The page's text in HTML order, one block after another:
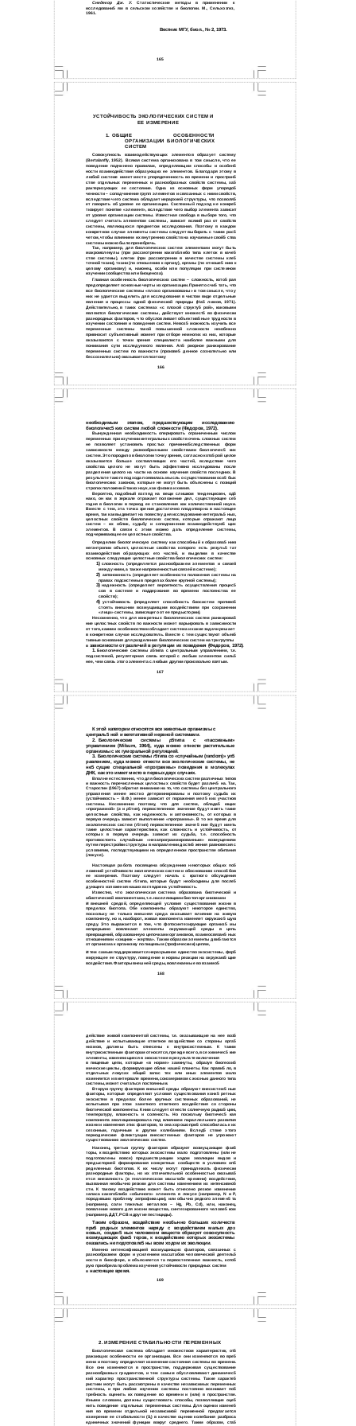
Снедекор Дж. У.Статистические методы в применении к
исследовани5 ям в сельском хозяйстве и биологии. М., Сельхозгиз,
1961.
Вестник МГУ, биол., № 2, 1973.
165
УСТОЙЧИВОСТЬ ЭКОЛОГИЧЕСКИХ СИСТЕМ И
ЕЕ ИЗМЕРЕНИЕ
1. ОБЩИЕ ОСОБЕННОСТИ
ОРГАНИЗАЦИИ БИОЛОГИЧЕСКИХ
СИСТЕМ
Совокупность взаимодействующих элементов образует систему
(Bertalanffy, 1952). Всякая система организована в том смысле, что ее
поведение подчинено правилам, определяющим способы и особен5
ности взаимодействия образующих ее элементов. Благодаря этому в
любой системе имеет место упорядоченность во времени и простран5
стве отдельных переменных и разнообразных свойств системы, ха5
рактеризующих ее состояние. Одна из основных форм упорядо5
ченности – соподчинение групп элементов и связанных с ними свойств,
вследствие чего система обладает иерархией структуры, что позволя5
ет говорить об уровне ее организации. Системный подход не конкре5
тизирует понятие «элемент», вследствие чего выбор элемента зависит
от уровня организации системы. Известная свобода в выборе того, что
следует считать элементом системы, зависит всякий раз от свойств
системы, являющихся предметом исследования. Поэтому в каждом
конкретном случае элементы системы следует выбирать с таким рас5
четом, чтобы влиянием их внутренних свойств на изучаемые свой5 ства
системы можно было пренебречь.
Так, например, для биологических систем элементами могут быть
макромолекулы (при рассмотрении какого5либо типа клеток в каче5
стве системы), клетки (при рассмотрении в качестве системы кле5
точной ткани), ткани (по отношению к органу), органы (по отноше5 нию к
целому организму) и, наконец, особи или популяции при системном
изучении сообщества или биоценоза).
Главная особенность биологических систем – сложность, кото5 рая
предопределяет основные черты их организации. Принято счи5 тать, что
все биологические системы «плохо организованы» в том смысле, что у
них не удается выделить для исследования в чистом виде отдельные
явления и процессы одной физической природы (На5 лимов, 1971).
Действительно, в таких системах «с плохой структу5 рой», каковыми
являются биологические системы, действует множест5 во физически
разнородных факторов, что обусловливает объектив5 ные трудности в
изучении состояния и поведения систем. Невоз5 можность изучить все
переменные системы такой повышенной сложности неизбежно
привносит субъективный момент при отборе немногих из них, которые
оказываются с точки зрения специалиста наиболее важными для
понимания сути исследуемого явления. Ап5 риорное ранжирование
переменных систем по важности (произве5 денное сознательно или
бессознательно) оказывается поэтому
166
необходимым этапом, предшествующим исследованию
биологичес5 ких систем любой сложности (Федоров, 1972).
Вынужденная необходимость оперировать ограниченным числом
переменных при изучении интегральных свойств очень сложных систем
не позволяет установить простых причинно5следственных форм
зависимости между разнообразными свойствами биологичес5 ких
систем. Это породило в биологии точку зрения, согласно кото5 рой целое
оказывается больше составляющих его частей, вследствие чего
свойства целого не могут быть эффективно исследованы после
разделения целого на части на основе изучения свойств последних. В
результате такого подхода появилась мысль о существовании осо5 бых
биологических законов, которые не могут быть объяснены с позиций
строгих положений таких наук, как физика и химия.
Вероятно, подобный взгляд на вещи слишком тенденциозен, од5
нако, он как в зеркале отражает положение дел, существующее се5
годня в биологии в период ее становления как количественной науки.
Вместе с тем, эта точка зрения достаточно плодотворна в настоящее
время, так как выдвигает на повестку дня исследование интеграль5 ных,
целостных свойств биологических систем, которые отражают лицо
систем – их облик, судьбу и соподчинение взаимодействую5 щих
элементов. В связи с этим можно дать определение системы,
подчеркивающее ее целостные свойства.
Определим биологическую систему как способный к образова5 нию
негэнтропии объект, целостные свойства которого есть резуль5 тат
взаимодействия образующих его частей, и выделим в качестве
основных следующие целостные свойства биологических систем:
1) сложность (определяется разнообразием элементов и связей
между ними, а также напряженностью связей в системе);
2) автономность (определяет особенности положения системы на
правах подсистемы в пределах более крупной системы);
3) надежность (определяет вероятность осуществления процес5
сов в системе и поддержания во времени постоянства ее
свойств);
4) устойчивость (определяет способность биосистем противо5
стоять внешним возмущающим воздействиям при сохранении
«лица» системы, зависящего от ее предыстории).
Несомненно, что для конкретных биологических систем ранжирова5
ние целостных свойств по важности может варьировать в зависимости
от того, какими особенностями обладает система и какие задачи решает
в конкретном случае исследователь. Вместе с тем существуют объек5
тивные основания для разделения биологических систем на три группы
в зависимости от различий в регуляции их поведения (Федоров, 1972).
1. Биологические системы а5типа с центральным управлением, т.е.
подсистемой, регуляторная связь которой с любым элементом силь5
нее, чем связь этого элемента с любым другим произвольно взятым.
167
К этой категории относятся все животные организмы с
централь5 ной и вегетативной нервной системами.
2. Биологические системы р5типа с «пассивным»
управлением (Milsum, 1964), куда можно отнести растительные
организмы с их гуморальной регуляцией.
3. Биологические системы r5типа со «случайным (random)» уп5
равлением, куда можно отнести все экологические системы, не
не5 сущие специальной «программы» поведения в молекулах
ДНК, как это имеет место в первых двух случаях.
Вполне естественно, что для биологических систем различных типов
и важность перечисленных целостных свойств будет различ5 на. Так,
Старостин (1967) обратил внимание на то, что системы без центрального
управления менее жестко детерминированы и поэтому судьба их
(устойчивость – В.Ф.) менее зависит от поражения мел5 ких участков
системы. Несомненно поэтому, что для систем, облада5 ющих
«программой» (а ир5тип), первостепенное значение будут иметь такие
целостные свойства, как надежность и автономность, от которых в
первую очередь зависит выполнение «программы». В то же время для
экологических систем (r5тип) первостепенное значе5 ние будут иметь
такие целостные характеристики, как сложность и устойчивость, от
которых в первую очередь зависит их судьба, т.е. способность
противостоять случайным «незапрограммированным» возмущениям
путем перестройки структуры в направлении дости5 жения равновесия с
условиями, господствующими на определенном пространстве обитания
(локусе).
Настоящая работа посвящена обсуждению некоторых общих по5
ложений устойчивости экологических систем и обоснованию спосо5 бов
ее измерения. Поэтому следует начать с краткого обсуждения
особенностей систем r5типа, которые будут необходимы для после5
дующего изложения наших взглядов на устойчивость.
Известно, что экологическая система образована биотической и
абиотической компонентами, т.е. населяющими биотоп организмами
и внешней средой, определяющей условия существования жизни в
пределах биотопа. Обе компоненты образуют некоторое единство,
поскольку не только внешняя среда оказывает влияние на живую
компоненту, но и, наоборот, живая компонента изменяет окружаю5 щую
среду. Это выражается в том, что фотосинтезирующие организ5 мы
непрерывно вовлекают элементы окружающей среды в цепь
превращений, образованную цепочками организмов, взаимосвязан5 ных
отношениями «хищник – жертва». Таким образом элементы дви5 гаются
от организма к организму по пищевым (трофическим) цепям,
и тем самым поддерживается неразрывное единство экосистемы, фор5
мирующее ее структуру, поведение и нормы реакции на окружаю5 щие
воздействия. Факторы внешней среды, вовлекаемые во взаимо5
168
действие живой компонентой системы, т.е. оказывающие на нее воз5
действие и испытывающие ответное воздействие со стороны орга5
низмов, должны быть отнесены к внутрисистемным. К таким
внутрисистемным факторам относятся, прежде всего, все химичес5 кие
элементы, изменяющиеся в экосистеме в результате включения
в пищевые цепи, которые «в норме» замкнуты, образуя биогеохи5
мические циклы, формирующие облик нашей планеты. Как прави5 ло, в
отдельных локусах общий запас тех или иных элементов мало
изменяется и в интервале времени, соизмеримом с жизнью данного типа
системы, может считаться постоянным.
Вторую группу факторов внешней среды образуют внесистем5 ные
факторы, которые определяют условия существования конк5 ретных
экосистем в пределах более крупных системных образований, не
испытывая при этом заметного ответного воздействия со стороны
биотической компоненты. К ним следует отнести солнечную радиа5 цию,
температуру, влажность и соленость. Но поскольку биотичес5 кая
компонента эволюционировала под влиянием параллельного развития
жизни и изменения этих факторов, то она хорошо при5 способилась к их
сезонным, годичным и другим колебаниям. Вслед5 ствие этого
периодические флюктуации внесистемных факторов не угрожают
существованию экологических систем.
Наконец, третью группу факторов образуют возмущающие фак5
торы, к воздействию которых экосистемы мало подготовлены (или не
подготовлены вовсе) предшествующим ходом эволюции видов и
предысторией формирования конкретных сообществ в условиях оп5
ределенных биотопов. К их числу могут принадлежать физически
разнородные факторы, но их отличительной особенностью оказыва5
ется внезапность (в геологическом масштабе времени) воздействия,
вызванная необычно резким для системы изменением их интенсивно5
сти. К такому воздействию может быть отнесено резкое изменение
запаса какого5либо «обычного» элемента в локусе (например, N и Р,
породивших проблему эвтрофикации), или обычно редкого элемен5 та
(например, соли тяжелых металлов – Hg, Pb, Cd), или, наконец,
появление нового для жизни вещества, синтезированного челове5 ком
(например, ДДТ, РСВ и другие пестициды).
Таким образом, воздействие необычно больших количеств
при5 родных элементов наряду с воздействием малых доз
новых, создан5 ных человеком веществ образует совокупность
возмущающих фак5 торов, к воздействию которых экосистемы
оказались не подготовле5 ны всем ходом их эволюции.
Именно интенсификацией возмущающих факторов, связанных с
разнообразием форм и усилением масштабов человеческой деятель5
ности в биосфере, и объясняется та первостепенная важность, кото5
рую приобрела проблема изучения устойчивости природных систем
в настоящее время.
169
2. ИЗМЕРЕНИЕ СТАБИЛЬНОСТИ ПЕРЕМЕННЫХ
Биологическая система обладает множеством характеристик, от5
ражающих особенности ее организации. Все они изменяются во вре5
мени и поэтому определяют изменение состояния системы во времени.
Все они изменяются в пространстве, поддерживая существование
разнообразных градиентов, и тем самым обусловливают динамичес5
кий характер пространственной структуры системы. Такие характе5
ристики могут быть рассмотрены в качестве независимых переменных
системы, и при любом изучении системы постоянно возникает по5
требность оценить их поведение во времени и (или) в пространстве.
Иными словами, должны существовать способы, позволяющие оце5
нить поведение отдельных переменных системы. Для оценки измене5
ния во времени отдельной независимой переменной предлагается
измерение ее стабильности (S) в качестве оценки колебания разброса
единичных значений функции вокруг среднего. Таким образом, ста5